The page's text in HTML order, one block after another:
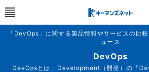
「DevOps」に関する製品情報やサービスの比
ュース
DevOps
DevOpsとは、Development（開発）の「